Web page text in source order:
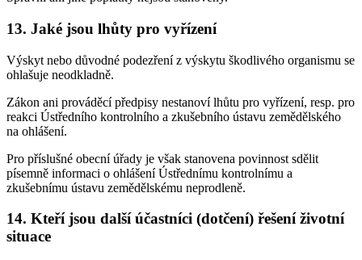
13. Jaké jsou lhůty pro vyřízení
Výskyt nebo důvodné podezření z výskytu škodlivého organismu se
ohlašuje neodkladně.
Zákon ani prováděcí předpisy nestanoví lhůtu pro vyřízení, resp. pro
reakci Ústředního kontrolního a zkušebního ústavu zemědělského
na ohlášení.
Pro příslušné obecní úřady je však stanovena povinnost sdělit
písemně informaci o ohlášení Ústřednímu kontrolnímu a
zkušebnímu ústavu zemědělskému neprodleně.
14. Kteří jsou další účastníci (dotčení) řešení životní
situace